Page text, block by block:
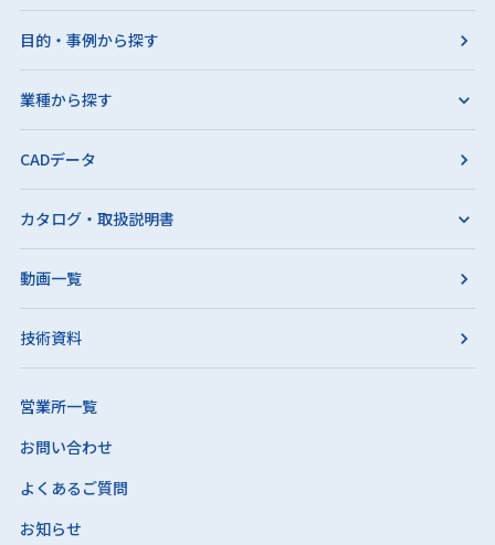
目的・事例から探す
業種から探す
CADデータ
カタログ・取扱説明書
動画一覧
技術資料
営業所一覧
お問い合わせ
よくあるご質問
お知らせ